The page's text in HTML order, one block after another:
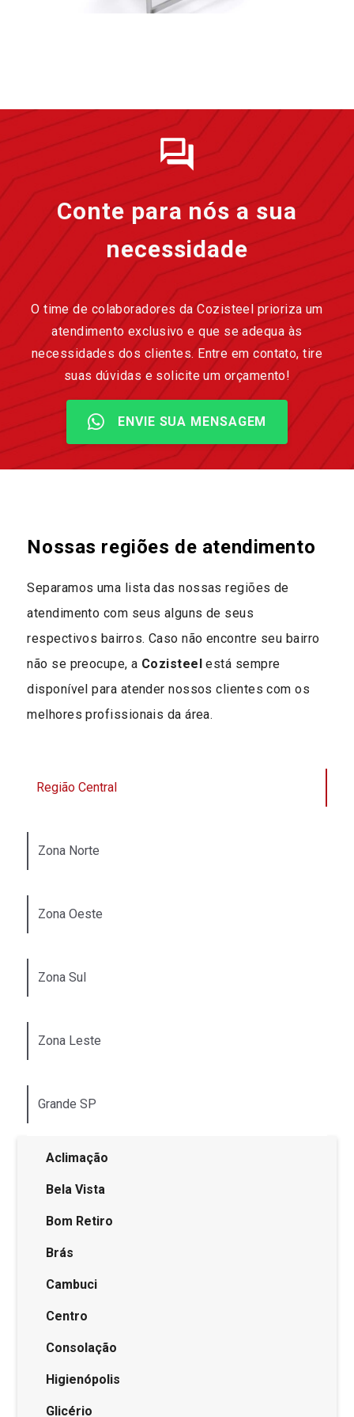
Conte para nós a sua
necessidade
O time de colaboradores da Cozisteel prioriza um
atendimento exclusivo e que se adequa às
necessidades dos clientes. Entre em contato, tire
suas dúvidas e solicite um orçamento!
ENVIE SUA MENSAGEM
Nossas regiões de atendimento
Separamos uma lista das nossas regiões de
atendimento com seus alguns de seus
respectivos bairros. Caso não encontre seu bairro
não se preocupe, a Cozisteel está sempre
disponível para atender nossos clientes com os
melhores profissionais da área.
Região Central
Zona Norte
Zona Oeste
Zona Sul
Zona Leste
Grande SP
Aclimação
Bela Vista
Bom Retiro
Brás
Cambuci
Centro
Consolação
Higienópolis
Glicério